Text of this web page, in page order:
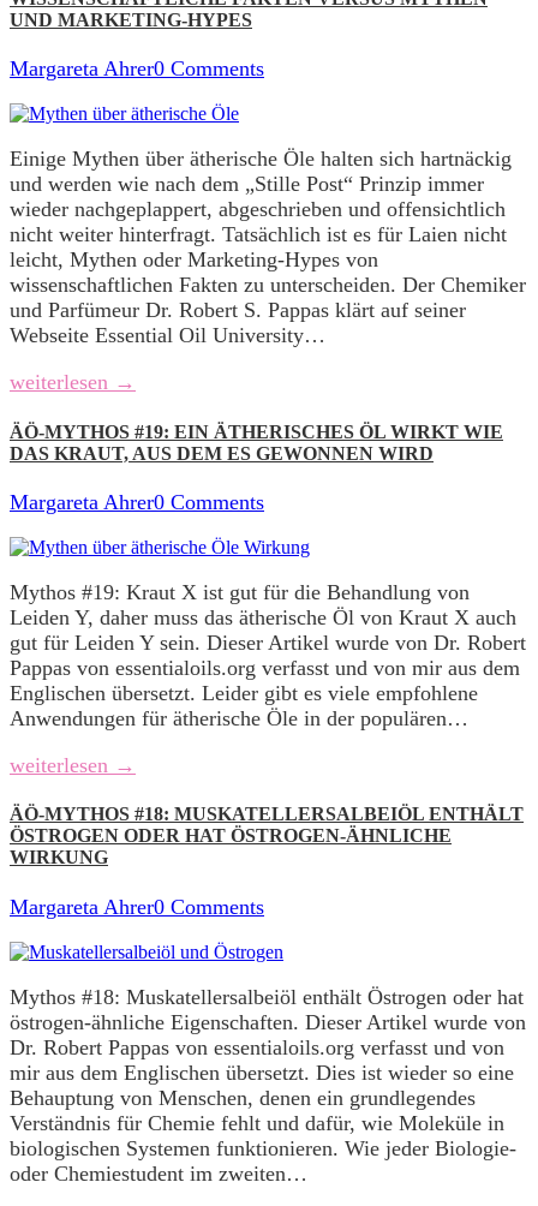
UND MARKETING-HYPES
Margareta Ahrer0 Comments
Einige Mythen über ätherische Öle halten sich hartnäckig
und werden wie nach dem „Stille Post“ Prinzip immer
wieder nachgeplappert, abgeschrieben und offensichtlich
nicht weiter hinterfragt. Tatsächlich ist es für Laien nicht
leicht, Mythen oder Marketing-Hypes von
wissenschaftlichen Fakten zu unterscheiden. Der Chemiker
und Parfümeur Dr. Robert S. Pappas klärt auf seiner
Webseite Essential Oil University…
weiterlesen →
ÄÖ-MYTHOS #19: EIN ÄTHERISCHES ÖL WIRKT WIE
DAS KRAUT, AUS DEM ES GEWONNEN WIRD
Margareta Ahrer0 Comments
Mythos #19: Kraut X ist gut für die Behandlung von
Leiden Y, daher muss das ätherische Öl von Kraut X auch
gut für Leiden Y sein. Dieser Artikel wurde von Dr. Robert
Pappas von essentialoils.org verfasst und von mir aus dem
Englischen übersetzt. Leider gibt es viele empfohlene
Anwendungen für ätherische Öle in der populären…
weiterlesen →
ÄÖ-MYTHOS #18: MUSKATELLERSALBEIÖL ENTHÄLT
ÖSTROGEN ODER HAT ÖSTROGEN-ÄHNLICHE
WIRKUNG
Margareta Ahrer0 Comments
Mythos #18: Muskatellersalbeiöl enthält Östrogen oder hat
östrogen-ähnliche Eigenschaften. Dieser Artikel wurde von
Dr. Robert Pappas von essentialoils.org verfasst und von
mir aus dem Englischen übersetzt. Dies ist wieder so eine
Behauptung von Menschen, denen ein grundlegendes
Verständnis für Chemie fehlt und dafür, wie Moleküle in
biologischen Systemen funktionieren. Wie jeder Biologie-
oder Chemiestudent im zweiten…